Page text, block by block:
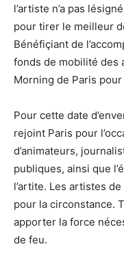
l’artiste n’a pas
pour tirer le meilleur
Bénéfiçiant de
fonds de mobilité des
Morning de Paris
Pour cette date
rejoint Paris pour
d’animateurs,
publiques, ainsi que
l’artite. Les artistes
pour la circonstance.
apporter la force
de feu.